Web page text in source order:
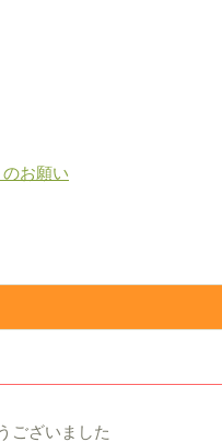
お願い
ございました